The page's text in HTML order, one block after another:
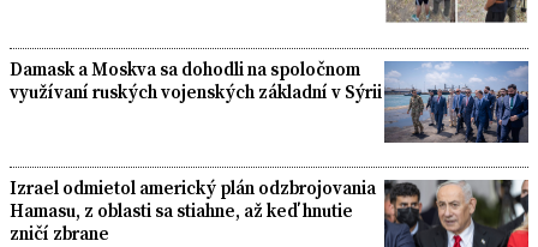
Damask a Moskva sa dohodli na spoločnom
využívaní ruských vojenských základní v Sýrii
Izrael odmietol americký plán odzbrojovania
Hamasu, z oblasti sa stiahne, až keď hnutie
zničí zbrane